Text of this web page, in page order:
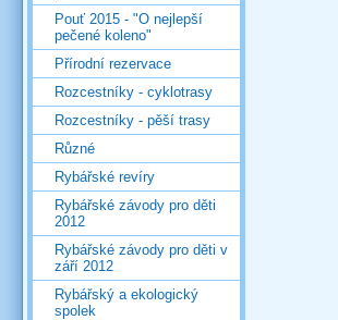
Pouť 2015 - "O nejlepší
pečené koleno"
Přírodní rezervace
Rozcestníky - cyklotrasy
Rozcestníky - pěší trasy
Různé
Rybářské revíry
Rybářské závody pro děti
2012
Rybářské závody pro děti v
září 2012
Rybářský a ekologický
spolek